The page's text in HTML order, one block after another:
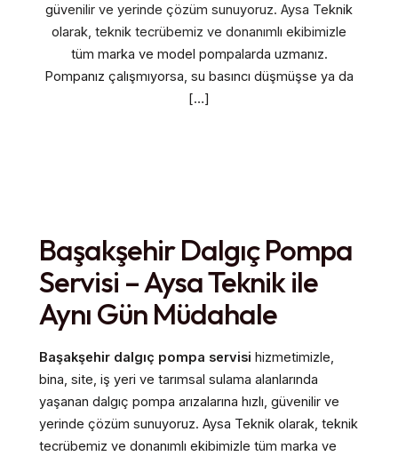
güvenilir ve yerinde çözüm sunuyoruz. Aysa Teknik
olarak, teknik tecrübemiz ve donanımlı ekibimizle
tüm marka ve model pompalarda uzmanız.
Pompanız çalışmıyorsa, su basıncı düşmüşse ya da
[…]
Başakşehir Dalgıç Pompa
Servisi – Aysa Teknik ile
Aynı Gün Müdahale
Başakşehir dalgıç pompa servisi hizmetimizle,
bina, site, iş yeri ve tarımsal sulama alanlarında
yaşanan dalgıç pompa arızalarına hızlı, güvenilir ve
yerinde çözüm sunuyoruz. Aysa Teknik olarak, teknik
tecrübemiz ve donanımlı ekibimizle tüm marka ve